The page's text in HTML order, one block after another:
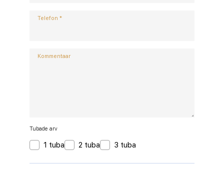
Telefon *
Kommentaar
Tubade arv
1 tuba 2 tuba 3 tuba